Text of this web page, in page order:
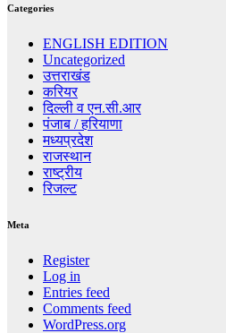
Categories
ENGLISH EDITION
Uncategorized
उत्तराखंड
करियर
दिल्ली व एन.सी.आर
पंजाब / हरियाणा
मध्यप्रदेश
राजस्थान
राष्ट्रीय
रिजल्ट
Meta
Register
Log in
Entries feed
Comments feed
WordPress.org